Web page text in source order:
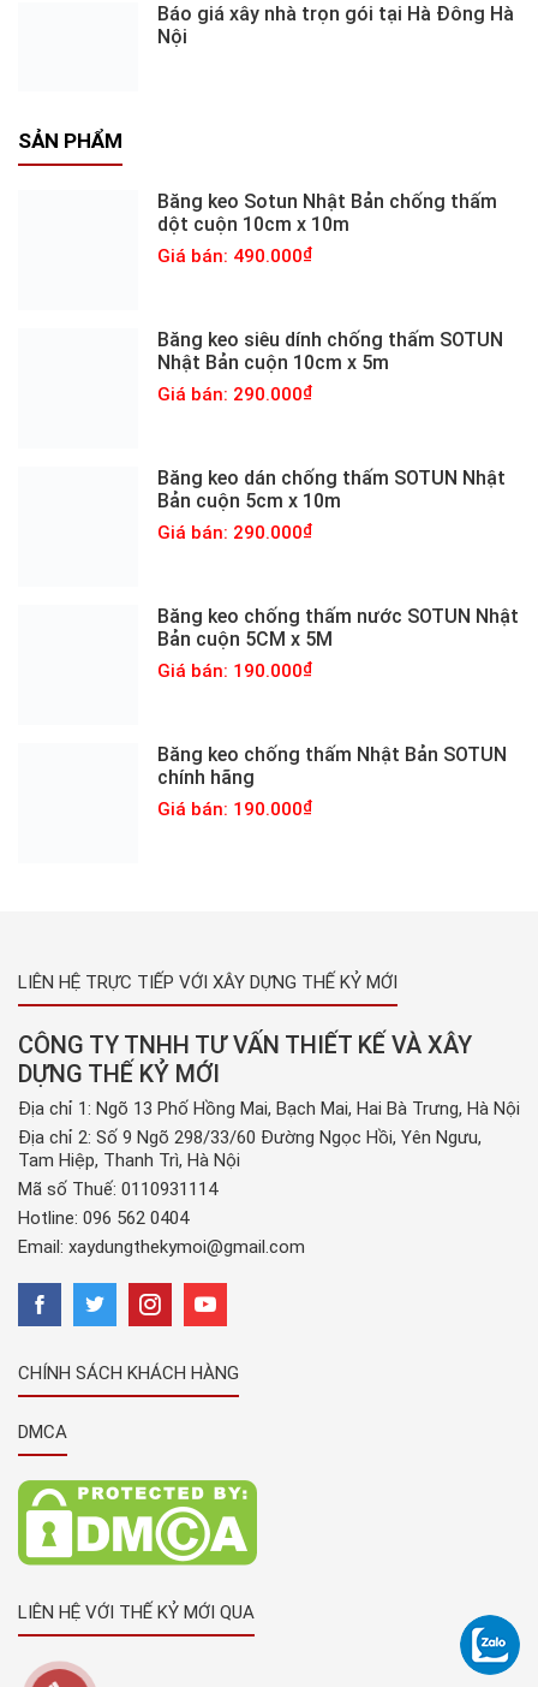
Báo giá xây nhà trọn gói tại Hà Đông Hà
Nội
SẢN PHẨM
Băng keo Sotun Nhật Bản chống thấm
dột cuộn 10cm x 10m
Giá bán: 490.000
Băng keo siêu dính chống thấm SOTUN
Nhật Bản cuộn 10cm x 5m
Giá bán: 290.000
Băng keo dán chống thấm SOTUN Nhật
Bản cuộn 5cm x 10m
Giá bán: 290.000
Băng keo chống thấm nước SOTUN Nhật
Bản cuộn 5CM x 5M
Giá bán: 190.000
Băng keo chống thấm Nhật Bản SOTUN
chính hãng
Giá bán: 190.000
LIÊN HỆ TRỰC TIẾP VỚI XÂY DỰNG THẾ KỶ MỚI
CÔNG TY TNHH TƯ VẤN THIẾT KẾ VÀ XÂY
DỰNG THẾ KỶ MỚI
Địa chỉ 1: Ngõ 13 Phố Hồng Mai, Bạch Mai, Hai Bà Trưng, Hà Nội
Địa chỉ 2: Số 9 Ngõ 298/33/60 Đường Ngọc Hồi, Yên Ngưu,
Tam Hiệp, Thanh Trì, Hà Nội
Mã số Thuế: 0110931114
Hotline: 096 562 0404
Email: xaydungthekymoi@gmail.com
CHÍNH SÁCH KHÁCH HÀNG
DMCA
LIÊN HỆ VỚI THẾ KỶ MỚI QUA